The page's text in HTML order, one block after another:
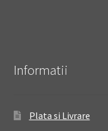
Informatii
Plata si Livrare